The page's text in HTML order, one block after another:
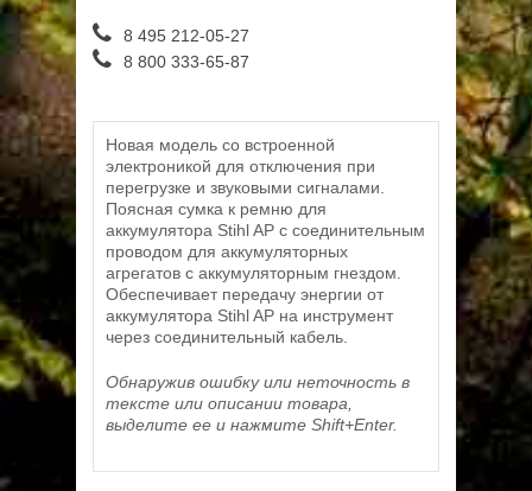
8 495 212-05-27
8 800 333-65-87
Новая модель со встроенной
электроникой для отключения при
перегрузке и звуковыми сигналами.
Поясная сумка к ремню для
аккумулятора Stihl AP с соединительным
проводом для аккумуляторных
агрегатов с аккумуляторным гнездом.
Обеспечивает передачу энергии от
аккумулятора Stihl AP на инструмент
через соединительный кабель.
Обнаружив ошибку или неточность в
тексте или описании товара,
выделите ее и нажмите Shift+Enter.